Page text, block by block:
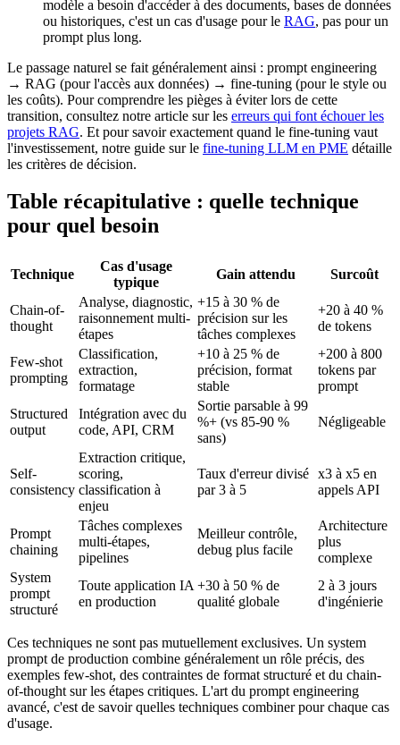
modèle a besoin d'accéder à des documents, bases de données
ou historiques, c'est un cas d'usage pour le RAG, pas pour un
prompt plus long.
Le passage naturel se fait généralement ainsi : prompt engineering
→ RAG (pour l'accès aux données) → fine-tuning (pour le style ou
les coûts). Pour comprendre les pièges à éviter lors de cette
transition, consultez notre article sur les erreurs qui font échouer les
projets RAG. Et pour savoir exactement quand le fine-tuning vaut
l'investissement, notre guide sur le fine-tuning LLM en PME détaille
les critères de décision.
Table récapitulative : quelle technique
pour quel besoin
Technique
Cas d'usage
typique
Gain attendu Surcoût
Chain-of-
thought
Analyse, diagnostic,
raisonnement multi-
étapes
+15 à 30 % de
précision sur les
tâches complexes
+20 à 40 %
de tokens
Few-shot
prompting
Classification,
extraction,
formatage
+10 à 25 % de
précision, format
stable
+200 à 800
tokens par
prompt
Structured
output
Intégration avec du
code, API, CRM
Sortie parsable à 99
%+ (vs 85-90 %
sans)
Négligeable
Self-
consistency
Extraction critique,
scoring,
classification à
enjeu
Taux d'erreur divisé
par 3 à 5
x3 à x5 en
appels API
Prompt
chaining
Tâches complexes
multi-étapes,
pipelines
Meilleur contrôle,
debug plus facile
Architecture
plus
complexe
System
prompt
structuré
Toute application IA
en production
+30 à 50 % de
qualité globale
2 à 3 jours
d'ingénierie
Ces techniques ne sont pas mutuellement exclusives. Un system
prompt de production combine généralement un rôle précis, des
exemples few-shot, des contraintes de format structuré et du chain-
of-thought sur les étapes critiques. L'art du prompt engineering
avancé, c'est de savoir quelles techniques combiner pour chaque cas
d'usage.